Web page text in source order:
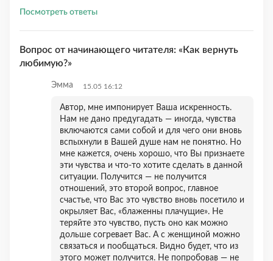
Посмотреть ответы
Вопрос от начинающего читателя: «Как вернуть
любимую?»
Эмма 15.05 16:12
Автор, мне импонирует Ваша искренность.
Нам не дано предугадать — иногда, чувства
включаются сами собой и для чего они вновь
вспыхнули в Вашей душе нам не понятно. Но
мне кажется, очень хорошо, что Вы признаете
эти чувства и что-то хотите сделать в данной
ситуации. Получится — не получится
отношений, это второй вопрос, главное
счастье, что Вас это чувство вновь посетило и
окрыляет Вас, «блаженны плачущие». Не
теряйте это чувство, пусть оно как можно
дольше согревает Вас. А с женщиной можно
связаться и пообщаться. Видно будет, что из
этого может получится. Не попробовав — не